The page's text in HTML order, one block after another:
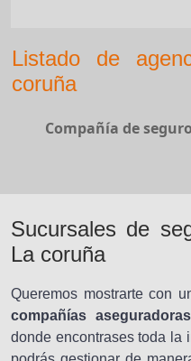
Listado de
coruña
Compañía de
Sucursales de
La coruña
Queremos mostrarte con
compañías
donde encontrases toda la